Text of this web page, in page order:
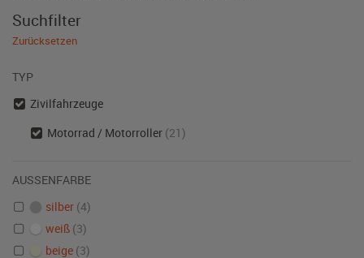
Suchfilter
Zurücksetzen
TYP
Zivilfahrzeuge
Motorrad / Motorroller (21)
AUSSENFARBE
silber (4)
weiß (3)
beige (3)